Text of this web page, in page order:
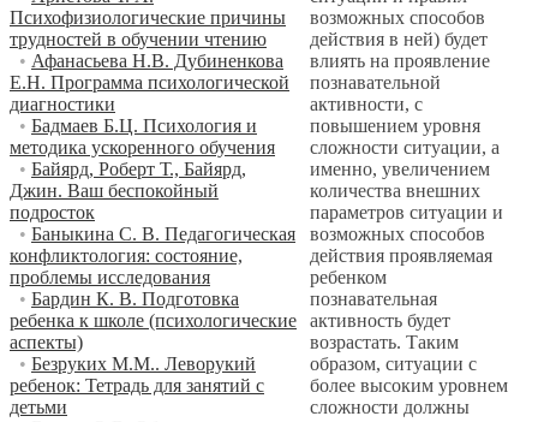
Психофизиологические причины
трудностей в обучении чтению
• Афанасьева Н.В. Дубиненкова
Е.Н. Программа психологической
диагностики
• Бадмаев Б.Ц. Психология и
методика ускоренного обучения
• Байярд, Роберт Т., Байярд,
Джин. Ваш беспокойный
подросток
• Баныкина С. В. Педагогическая
конфликтология: состояние,
проблемы исследования
• Бардин К. В. Подготовка
ребенка к школе (психологические
аспекты)
• Безруких М.М.. Леворукий
ребенок: Тетрадь для занятий с
детьми
возможных способов
действия в ней) будет
влиять на проявление
познавательной
активности, с
повышением уровня
сложности ситуации, а
именно, увеличением
количества внешних
параметров ситуации и
возможных способов
действия проявляемая
ребенком
познавательная
активность будет
возрастать. Таким
образом, ситуации с
более высоким уровнем
сложности должны